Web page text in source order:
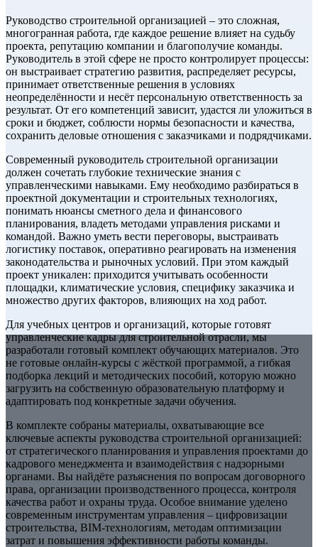
Руководство строительной организацией – это сложная,
многогранная работа, где каждое решение влияет на судьбу
проекта, репутацию компании и благополучие команды.
Руководитель в этой сфере не просто контролирует процессы:
он выстраивает стратегию развития, распределяет ресурсы,
принимает ответственные решения в условиях
неопределённости и несёт персональную ответственность за
результат. От его компетенций зависит, удастся ли уложиться в
сроки и бюджет, соблюсти нормы безопасности и качества,
сохранить деловые отношения с заказчиками и подрядчиками.
Современный руководитель строительной организации
должен сочетать глубокие технические знания с
управленческими навыками. Ему необходимо разбираться в
проектной документации и строительных технологиях,
понимать нюансы сметного дела и финансового
планирования, владеть методами управления рисками и
командой. Важно уметь вести переговоры, выстраивать
логистику поставок, оперативно реагировать на изменения
законодательства и рыночных условий. При этом каждый
проект уникален: приходится учитывать особенности
площадки, климатические условия, специфику заказчика и
множество других факторов, влияющих на ход работ.
Для учебных центров и организаций, которые готовят
управленческие кадры для строительной отрасли, мы
разработали готовый комплект обучающих материалов. Это
не готовые онлайн‑курсы с жёсткой программой, а гибкая
подборка лекций и методических пособий, которую можно
загрузить на собственную образовательную платформу и
адаптировать под конкретные задачи обучения.
В комплекте собраны материалы, охватывающие все
ключевые аспекты руководства строительной организацией:
от стратегического планирования и управления проектами до
кадрового менеджмента и взаимодействия с надзорными
органами. Вы найдёте разъяснения по вопросам договорного
права, организации производственного процесса, контроля
качества работ и охраны труда. Особое внимание уделено
современным инструментам управления – цифровизации
строительства, BIM‑технологиям, методам оптимизации
затрат и повышения эффективности работы команды.